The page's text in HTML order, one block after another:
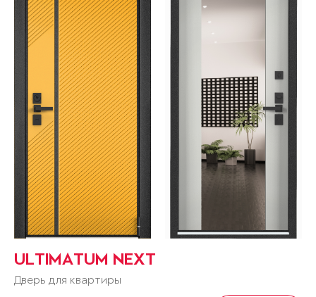
ULTIMATUM NEXT
Дверь для квартиры